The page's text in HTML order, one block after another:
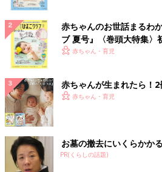
たくさん干して加湿もできる！
縮 X型物干し」赤ちゃんのお世話まるわ
ブ 夏号』〈巻頭大特集〉
く！ おっぱい・ミルクの
赤ちゃん・育児
赤ちゃんが生まれたら！2
赤ちゃん・育児
お墓の撤去にいくらかか
PR(くらしの話題)